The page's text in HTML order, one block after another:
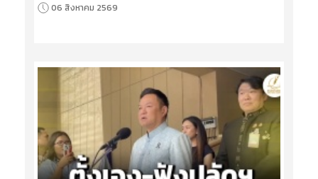
06 สิงหาคม 2569